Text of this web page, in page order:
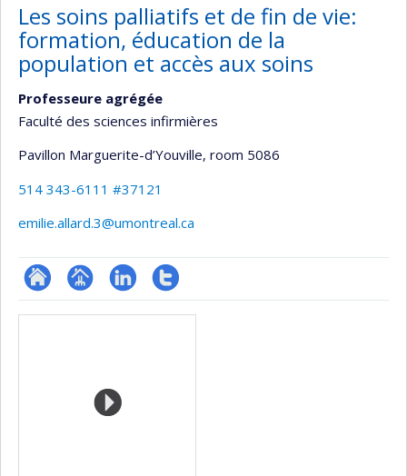
Les soins palliatifs et de fin de vie:
formation, éducation de la
population et accès aux soins
Professeure agrégée
Faculté des sciences infirmières
Pavillon Marguerite-d’Youville, room 5086
514 343-6111 #37121
emilie.allard.3@umontreal.ca
ResearchGate
Page LinkedInCompte
Media